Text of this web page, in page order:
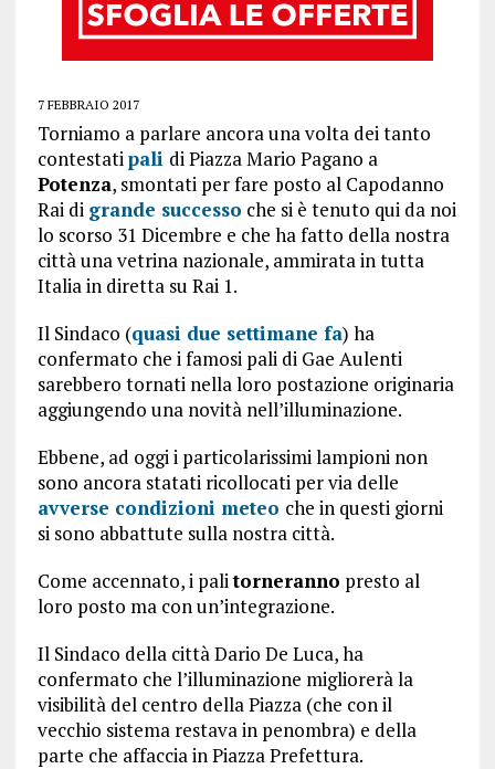
7 FEBBRAIO 2017
Torniamo a parlare ancora una volta dei tanto
contestati pali di Piazza Mario Pagano a
Potenza, smontati per fare posto al Capodanno
Rai di grande successo che si è tenuto qui da noi
lo scorso 31 Dicembre e che ha fatto della nostra
città una vetrina nazionale, ammirata in tutta
Italia in diretta su Rai 1.
Il Sindaco (quasi due settimane fa) ha
confermato che i famosi pali di Gae Aulenti
sarebbero tornati nella loro postazione originaria
aggiungendo una novità nell’illuminazione.
Ebbene, ad oggi i particolarissimi lampioni non
sono ancora statati ricollocati per via delle
avverse condizioni meteo che in questi giorni
si sono abbattute sulla nostra città.
Come accennato, i palitorneranno presto al
loro posto ma con un’integrazione.
Il Sindaco della città Dario De Luca, ha
confermato che l’illuminazione migliorerà la
visibilità del centro della Piazza (che con il
vecchio sistema restava in penombra) e della
parte che affaccia in Piazza Prefettura.